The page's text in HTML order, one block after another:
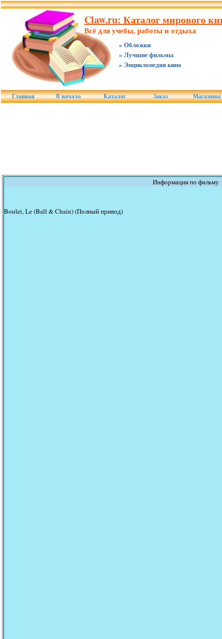
Claw.ru: Каталог мирового
Всё для учебы, работы и отдыха
» Обложки
» Лучшие фильмы
» Энциклопедия кино
Главная В начало Каталог Заказ Магазины
Информация по фильму
Boulet, Le (Ball & Chain) (Полный привод)